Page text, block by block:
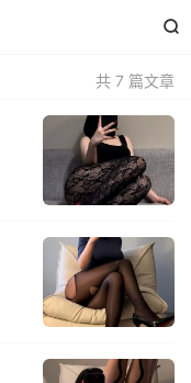

共 7 篇文章